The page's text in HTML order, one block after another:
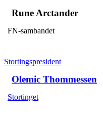
Rune Arctander
FN-sambandet
Stortingspresident
Olemic Thommessen
Stortinget